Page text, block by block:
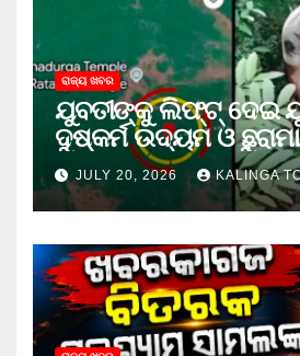
ରାଜ୍ୟ ଖବର
ଯୁବତୀଙ୍କୁ ଲିଫ୍‌ଟ୍‌ ଦେଇ
ଦୁଷ୍କର୍ମ ଉଦ୍ୟମ ଓ
ଜେଲ ଗଲା ଅଭିଯୁକ୍ତ
JULY 20, 2026 KALINGA